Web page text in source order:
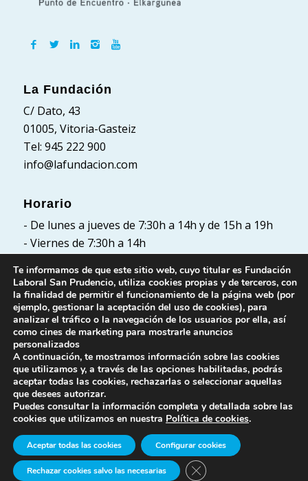
La Fundación
C/ Dato, 43
01005, Vitoria-Gasteiz
Tel: 945 222 900
info@lafundacion.com
Horario
- De lunes a jueves de 7:30h a 14h y de 15h a 19h
- Viernes de 7:30h a 14h
Políticas
Política de Privacidad
Política de cookies
Aviso Legal
© Fundación Laboral San Prudencio. Todos los
derechos reservados.
Te informamos de que este sitio web, cuyo titular es Fundación
Laboral San Prudencio, utiliza cookies propias y de terceros, con
la finalidad de permitir el funcionamiento de la página web (por
ejemplo, gestionar la aceptación del uso de cookies), para
analizar el tráfico o la navegación de los usuarios por ella, así
como cines de marketing para mostrarle anuncios
personalizados
A continuación, te mostramos información sobre las cookies
que utilizamos y, a través de las opciones habilitadas, podrás
aceptar todas las cookies, rechazarlas o seleccionar aquellas
que desees autorizar.
Puedes consultar la información completa y detallada sobre las
cookies que utilizamos en nuestra Política de cookies.
Aceptar todas las cookies
Rechazar cookies salvo las necesarias
Configurar cookies
Cerrar el banner de